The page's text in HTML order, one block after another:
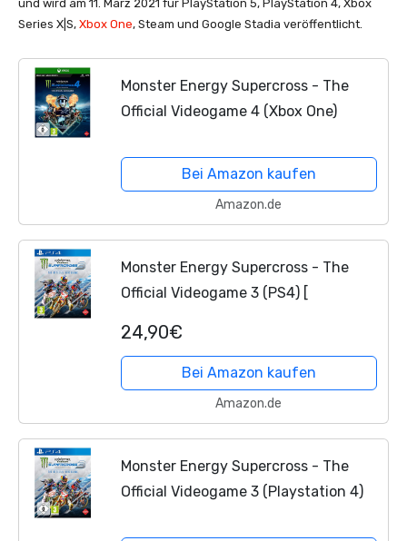
und wird am 11. März 2021 für PlayStation 5, PlayStation 4, Xbox
Series X|S, Xbox One, Steam und Google Stadia veröffentlicht.
Monster Energy Supercross - The
Official Videogame 4 (Xbox One)
Bei Amazon kaufen
Amazon.de
Monster Energy Supercross - The
Official Videogame 3 (PS4) [
24,90€
Bei Amazon kaufen
Amazon.de
Monster Energy Supercross - The
Official Videogame 3 (Playstation 4)